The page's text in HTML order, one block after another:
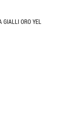
GIALLI ORO YEL